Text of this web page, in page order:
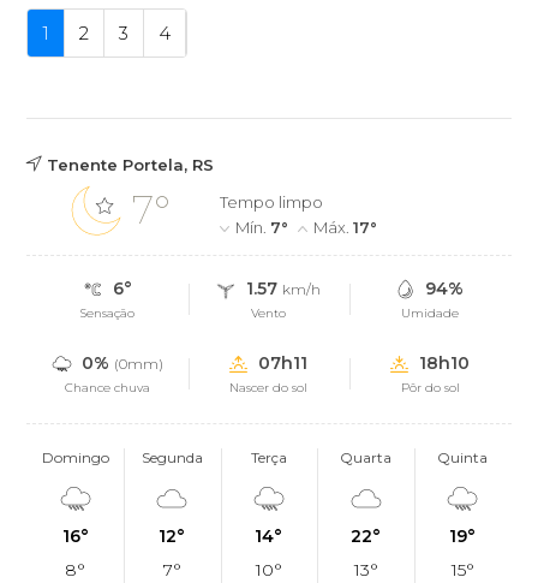
1 2 3 4
Tenente Portela, RS
7°
Tempo limpo
Mín. 7° Máx.17°
6°
Sensação
1.57 km/h
Vento
94%
Umidade
0% (0mm)
Chance chuva
07h11
Nascer do sol
18h10
Pôr do sol
Domingo
16°
8°
Segunda
12°
7°
Terça
14°
10°
Quarta
22°
13°
Quinta
19°
15°